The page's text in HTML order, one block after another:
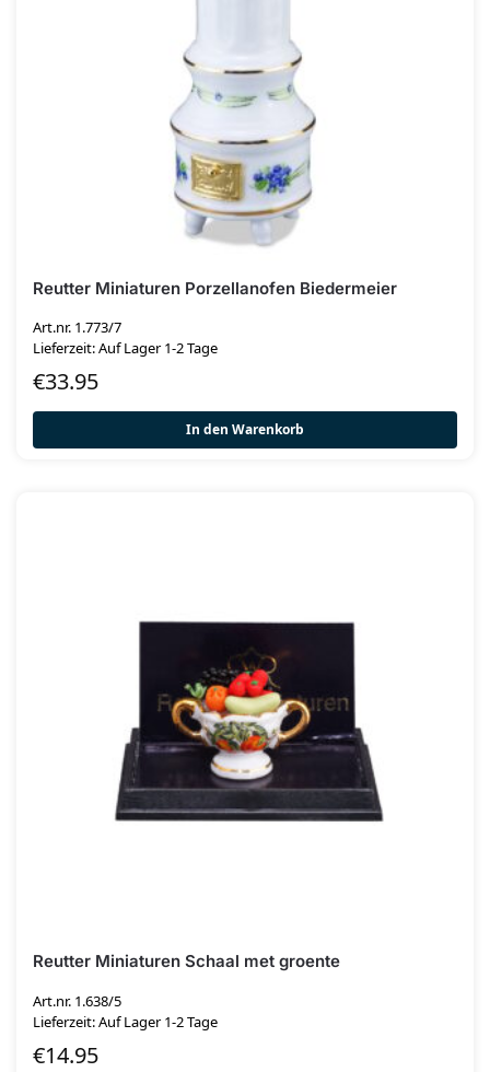
Reutter Miniaturen Porzellanofen Biedermeier
Art.nr. 1.773/7
Lieferzeit: Auf Lager 1-2 Tage
€33.95
In den Warenkorb
Reutter Miniaturen Schaal met groente
Art.nr. 1.638/5
Lieferzeit: Auf Lager 1-2 Tage
€14.95